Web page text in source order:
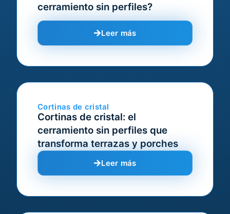
cerramiento sin perfiles?
Leer más
Cortinas de cristal
Cortinas de cristal: el
cerramiento sin perfiles que
transforma terrazas y porches
Leer más